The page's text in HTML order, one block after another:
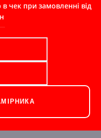
чек при замовленні від